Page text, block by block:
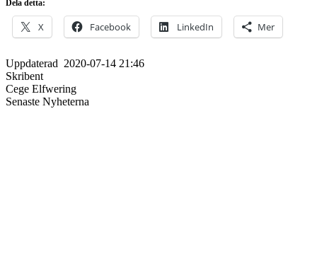
Dela detta:
X Facebook LinkedIn Mer
Uppdaterad 2020-07-14 21:46
Skribent
Cege Elfwering
Senaste Nyheterna